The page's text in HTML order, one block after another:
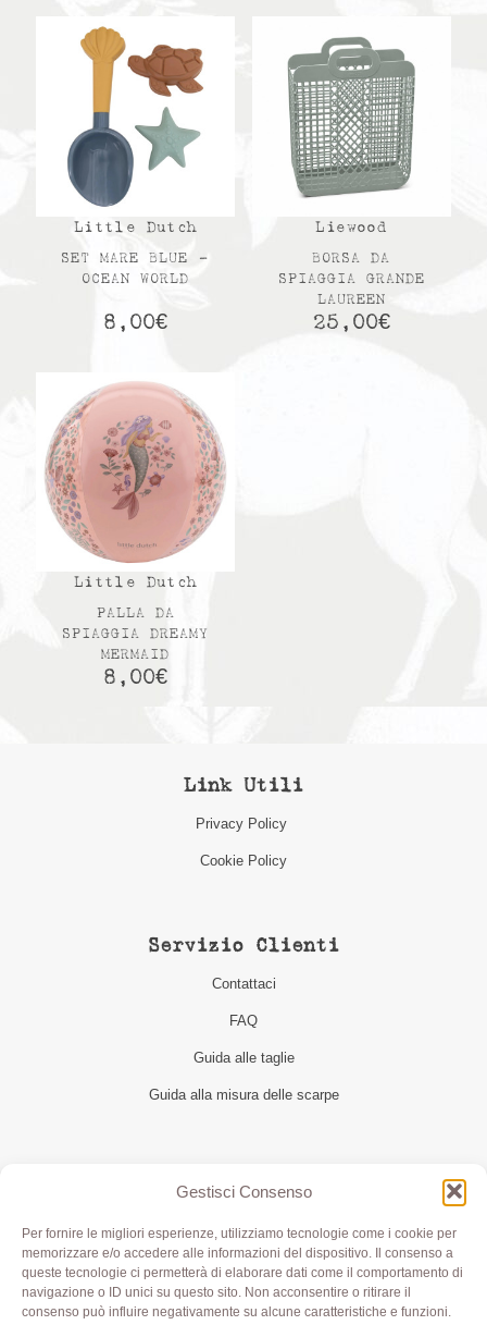
Gestisci Consenso
Per fornire le migliori esperienze, utilizziamo tecnologie come i cookie per
memorizzare e/o accedere alle informazioni del dispositivo. Il consenso a
queste tecnologie ci permetterà di elaborare dati come il comportamento di
navigazione o ID unici su questo sito. Non acconsentire o ritirare il
consenso può influire negativamente su alcune caratteristiche e funzioni.
Little Dutch
SET MARE BLUE –
OCEAN WORLD
8,00€
Liewood
BORSA DA
SPIAGGIA GRANDE
LAUREEN
25,00€
Little Dutch
PALLA DA
SPIAGGIA DREAMY
MERMAID
8,00€
Link Utili
Privacy Policy
Cookie Policy
Servizio Clienti
Contattaci
FAQ
Guida alle taglie
Guida alla misura delle scarpe
Seguici